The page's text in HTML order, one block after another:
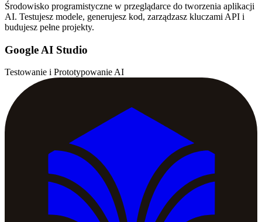
Środowisko programistyczne w przeglądarce do tworzenia aplikacji
AI. Testujesz modele, generujesz kod, zarządzasz kluczami API i
budujesz pełne projekty.
Google AI Studio
Testowanie i Prototypowanie AI